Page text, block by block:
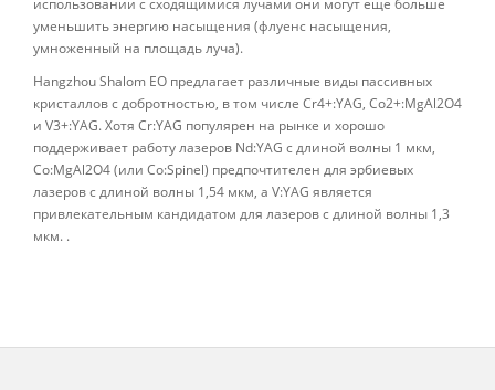
использовании с сходящимися лучами они могут еще больше
уменьшить энергию насыщения (флуенс насыщения,
умноженный на площадь луча).
Hangzhou Shalom EO предлагает различные виды пассивных
кристаллов с добротностью, в том числе Cr4+:YAG, Co2+:MgAl2O4
и V3+:YAG. Хотя Cr:YAG популярен на рынке и хорошо
поддерживает работу лазеров Nd:YAG с длиной волны 1 мкм,
Co:MgAl2O4 (или Co:Spinel) предпочтителен для эрбиевых
лазеров с длиной волны 1,54 мкм, а V:YAG является
привлекательным кандидатом для лазеров с длиной волны 1,3
мкм. .